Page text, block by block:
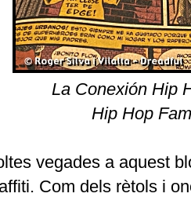
La Conexión Hip
Hip Hop
vegades a aquest
Com dels rètols i